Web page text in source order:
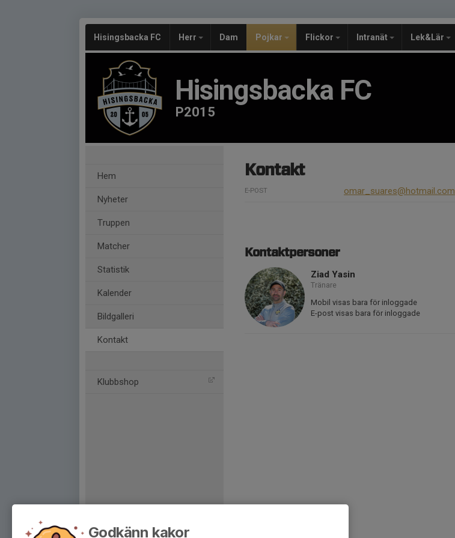
Hisingsbacka FC Herr Dam Pojkar Flickor Intranät Lek&Lär
Hisingsbacka FC
P2015
Hem
Nyheter
Truppen
Matcher
Statistik
Kalender
Bildgalleri
Kontakt
Klubbshop
Kontakt
E-POST omar_suares@hotmail.com
Kontaktpersoner
Ziad Yasin
Tränare
Mobil visas bara för inloggade
E-post visas bara för inloggade
Godkänn kakor